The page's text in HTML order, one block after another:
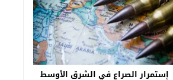
إستمرار الصراع في الشرق الأوسط